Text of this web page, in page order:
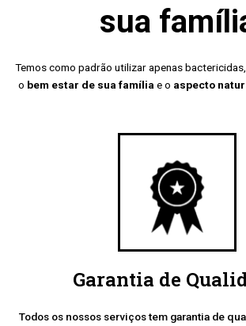
sua
Temos como padrão utilizar apenas
o bem estar de sua família e o aspecto
Garantia de
Todos os nossos serviços tem garantia de